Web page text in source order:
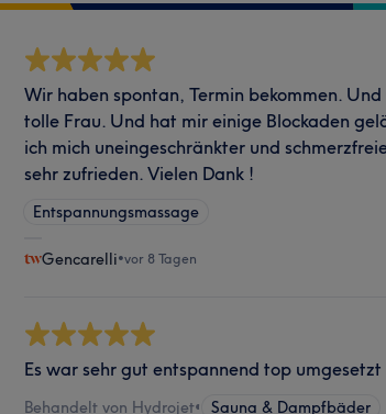
Wir haben spontan, Termin bekommen.
tolle Frau. Und hat mir einige Blockaden
ich mich uneingeschränkter und
sehr zufrieden. Vielen Dank !
Entspannungsmassage
Gencarelli•vor 8 Tagen
Es war sehr gut entspannend top umgesetzt
Behandelt von Hydrojet• Sauna & Dampfbäder